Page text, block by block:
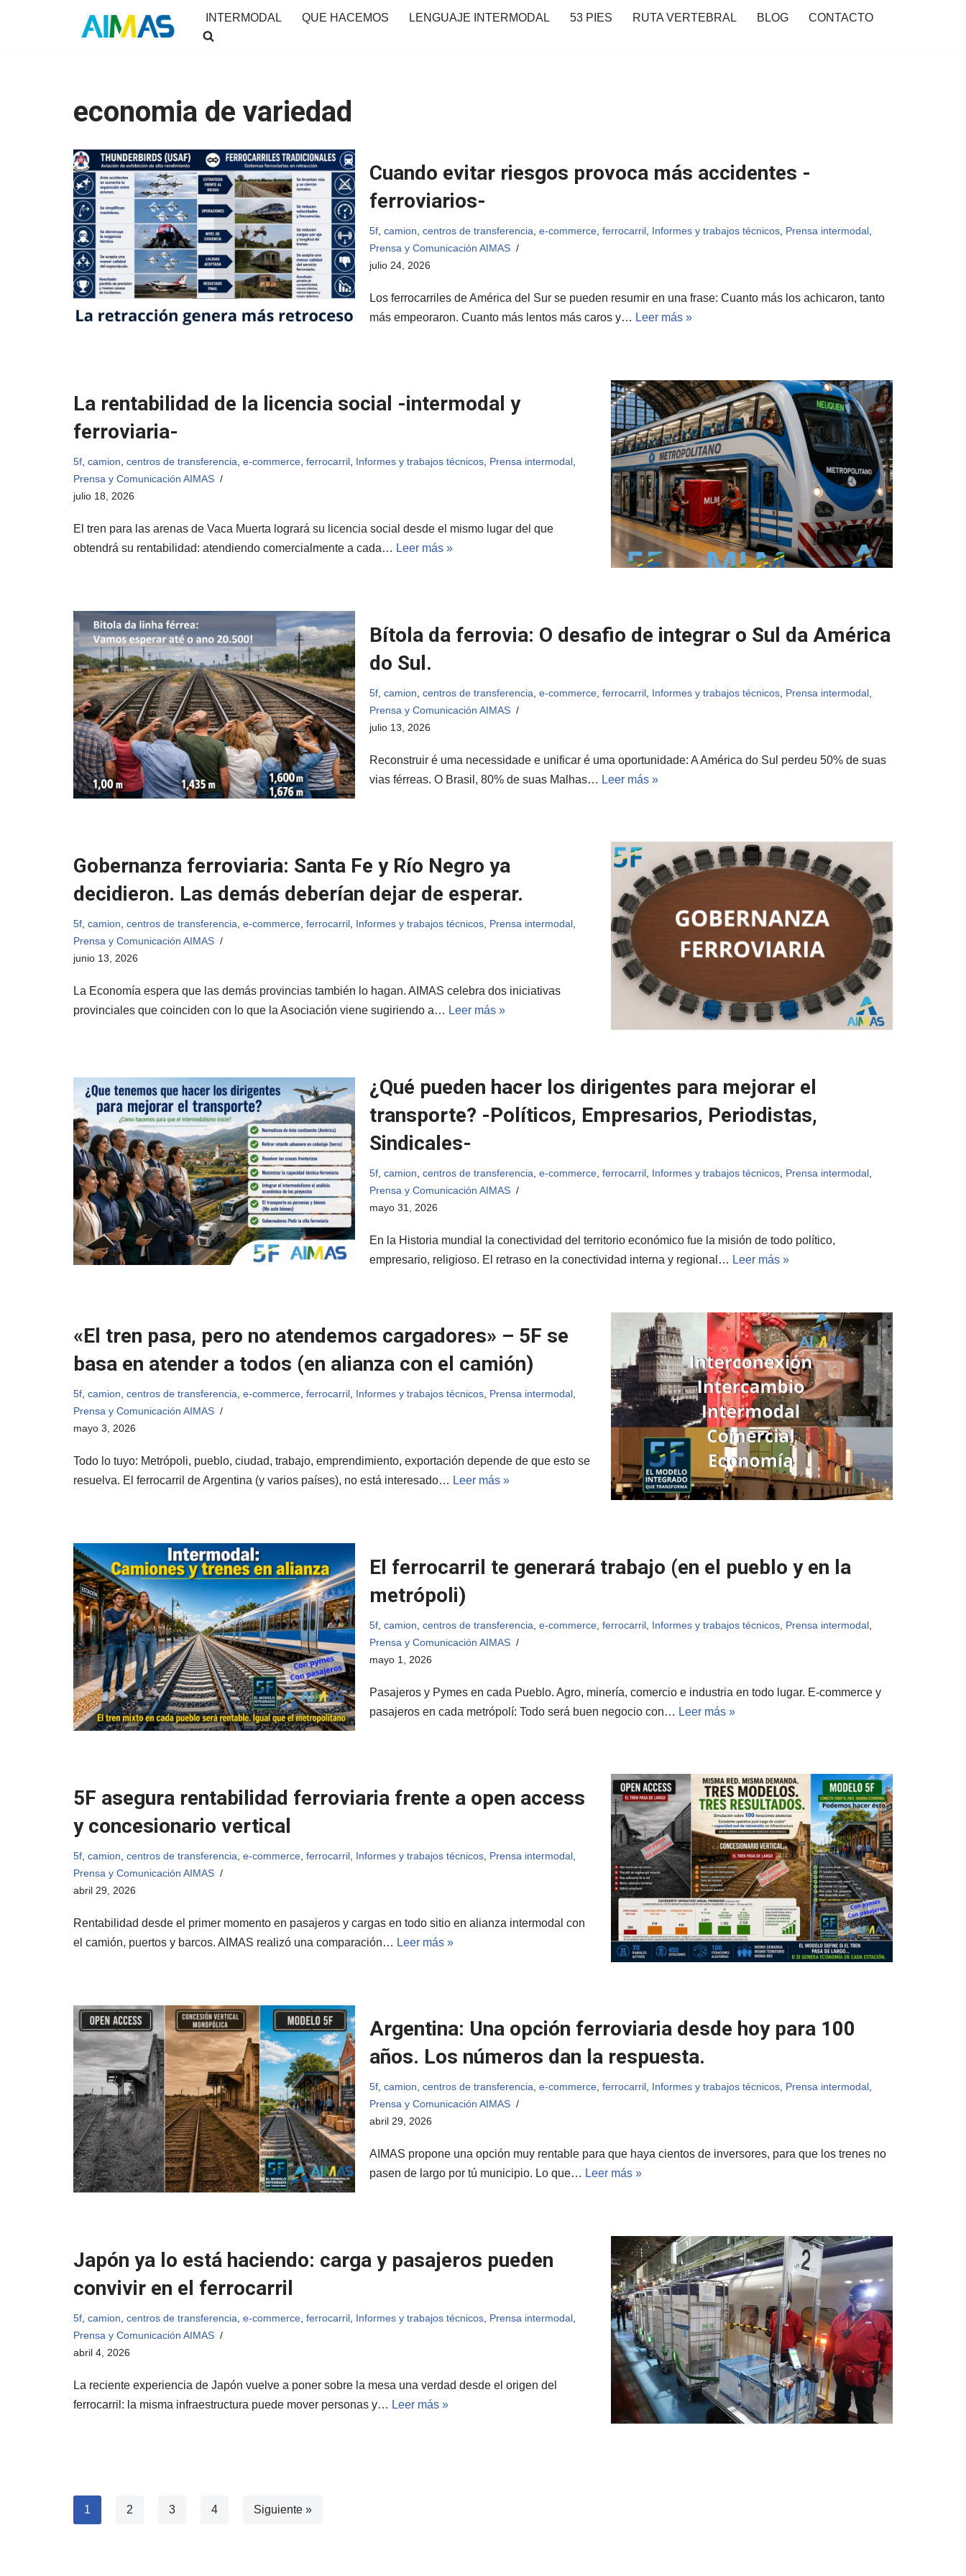
INTERMODAL QUE HACEMOS LENGUAJE INTERMODAL 53 PIES RUTA VERTEBRAL BLOG CONTACTO
economia de variedad
Cuando evitar riesgos provoca más accidentes -
ferroviarios-
5f camion centros de transferencia e-commerce ferrocarril Informes y trabajos técnicos Prensa intermodal
Prensa y Comunicación AIMAS
julio 24, 2026
Los ferrocarriles de América del Sur se pueden resumir en una frase: Cuanto más los achicaron, tanto
más empeoraron. Cuanto más lentos más caros y… Leer más »
La rentabilidad de la licencia social -intermodal y
ferroviaria-
5f, camion, centros de transferencia, e-commerce, ferrocarril, Informes y trabajos técnicos, Prensa intermodal,
Prensa y Comunicación AIMAS
julio 18, 2026
El tren para las arenas de Vaca Muerta logrará su licencia social desde el mismo lugar del que
obtendrá su rentabilidad: atendiendo comercialmente a cada… Leer más »
Bítola da ferrovia: O desafio de integrar o Sul da América
do Sul.
5f camion centros de transferencia e-commerce ferrocarril Informes y trabajos técnicos Prensa intermodal
Prensa y Comunicación AIMAS
julio 13, 2026
Reconstruir é uma necessidade e unificar é uma oportunidade: A América do Sul perdeu 50% de suas
vias férreas. O Brasil, 80% de suas Malhas… Leer más »
Gobernanza ferroviaria: Santa Fe y Río Negro ya
decidieron. Las demás deberían dejar de esperar.
5f camion centros de transferencia e-commerce ferrocarril Informes y trabajos técnicos Prensa intermodal
Prensa y Comunicación AIMAS
junio 13, 2026
La Economía espera que las demás provincias también lo hagan. AIMAS celebra dos iniciativas
provinciales que coinciden con lo que la Asociación viene sugiriendo a… Leer más »
¿Qué pueden hacer los dirigentes para mejorar el
transporte? -Políticos, Empresarios, Periodistas,
Sindicales-
5f camion centros de transferencia e-commerce ferrocarril Informes y trabajos técnicos Prensa intermodal
Prensa y Comunicación AIMAS
mayo 31, 2026
En la Historia mundial la conectividad del territorio económico fue la misión de todo político,
empresario, religioso. El retraso en la conectividad interna y regional… Leer más »
«El tren pasa, pero no atendemos cargadores» – 5F se
basa en atender a todos (en alianza con el camión)
5f, camion, centros de transferencia, e-commerce, ferrocarril, Informes y trabajos técnicos, Prensa intermodal,
Prensa y Comunicación AIMAS
mayo 3, 2026
Todo lo tuyo: Metrópoli, pueblo, ciudad, trabajo, emprendimiento, exportación depende de que esto se
resuelva. El ferrocarril de Argentina (y varios países), no está interesado… Leer más »
El ferrocarril te generará trabajo (en el pueblo y en la
metrópoli)
5f camion centros de transferencia e-commerce ferrocarril Informes y trabajos técnicos Prensa intermodal
Prensa y Comunicación AIMAS
mayo 1, 2026
Pasajeros y Pymes en cada Pueblo. Agro, minería, comercio e industria en todo lugar. E-commerce y
pasajeros en cada metrópolí: Todo será buen negocio con… Leer más »
5F asegura rentabilidad ferroviaria frente a open access
y concesionario vertical
5f camion centros de transferencia e-commerce ferrocarril Informes y trabajos técnicos Prensa intermodal
Prensa y Comunicación AIMAS
abril 29, 2026
Rentabilidad desde el primer momento en pasajeros y cargas en todo sitio en alianza intermodal con
el camión, puertos y barcos. AIMAS realizó una comparación… Leer más »
Argentina: Una opción ferroviaria desde hoy para 100
años. Los números dan la respuesta.
5f, camion, centros de transferencia, e-commerce, ferrocarril, Informes y trabajos técnicos, Prensa intermodal,
Prensa y Comunicación AIMAS
abril 29, 2026
AIMAS propone una opción muy rentable para que haya cientos de inversores, para que los trenes no
pasen de largo por tú municipio. Lo que… Leer más »
Japón ya lo está haciendo: carga y pasajeros pueden
convivir en el ferrocarril
5f camion centros de transferencia e-commerce ferrocarril Informes y trabajos técnicos Prensa intermodal
Prensa y Comunicación AIMAS
abril 4, 2026
La reciente experiencia de Japón vuelve a poner sobre la mesa una verdad desde el origen del
ferrocarril: la misma infraestructura puede mover personas y… Leer más »
1 2 3 4 Siguiente »